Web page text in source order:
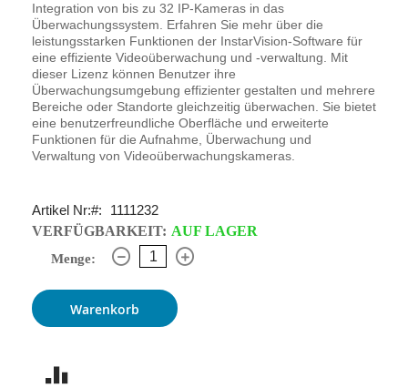
Integration von bis zu 32 IP-Kameras in das
Überwachungssystem. Erfahren Sie mehr über die
leistungsstarken Funktionen der InstarVision-Software für
eine effiziente Videoüberwachung und -verwaltung. Mit
dieser Lizenz können Benutzer ihre
Überwachungsumgebung effizienter gestalten und mehrere
Bereiche oder Standorte gleichzeitig überwachen. Sie bietet
eine benutzerfreundliche Oberfläche und erweiterte
Funktionen für die Aufnahme, Überwachung und
Verwaltung von Videoüberwachungskameras.
Artikel Nr:
1111232
VERFÜGBARKEIT: AUF LAGER
Menge:
Warenkorb